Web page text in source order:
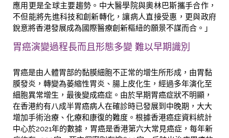
應用更是全球主要趨勢。中大醫學院與奧林巴斯攜手合作，
不但能將先進科技和創新轉化，讓病人直接受惠，更與政府
銳意將香港發展成為國際醫療創新樞紐的願景不謀而合。」
胃癌演變過程長而且形態多變 難以早期識別
胃癌是由人體胃部的黏膜細胞不正常的增生所形成，由胃黏
膜發炎，轉變為萎縮性胃炎、腸上皮化生，經過多年演化至
細胞異常增生，最後變成癌症。由於早期胃癌症狀不明顯，
在香港約有八成半胃癌病人在確診時已發展到中晚期，大大
增加手術治療、化療和康復的難度。根據香港癌症資料統計
中心於2021年的數據，胃癌是香港第六大常見癌症，每年新